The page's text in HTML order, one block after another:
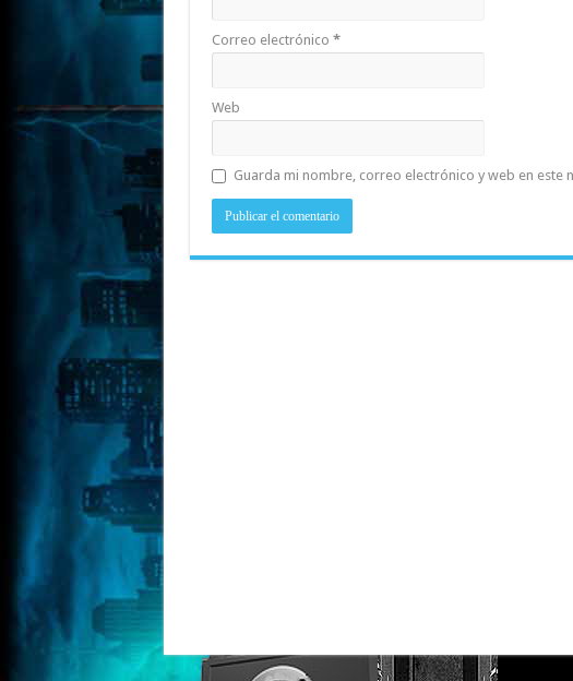
Correo electrónico *
Web
Guarda mi nombre, correo electrónico y web en este